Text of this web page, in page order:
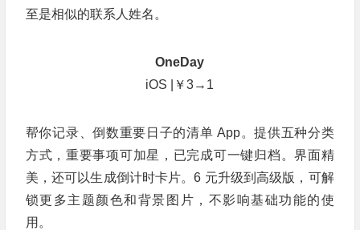
至是相似的联系人姓名。
OneDay
iOS |￥3→1
帮你记录、倒数重要日子的清单 App。提供五种分类
方式，重要事项可加星，已完成可一键归档。界面精
美，还可以生成倒计时卡片。6 元升级到高级版，可解
锁更多主题颜色和背景图片，不影响基础功能的使
用。